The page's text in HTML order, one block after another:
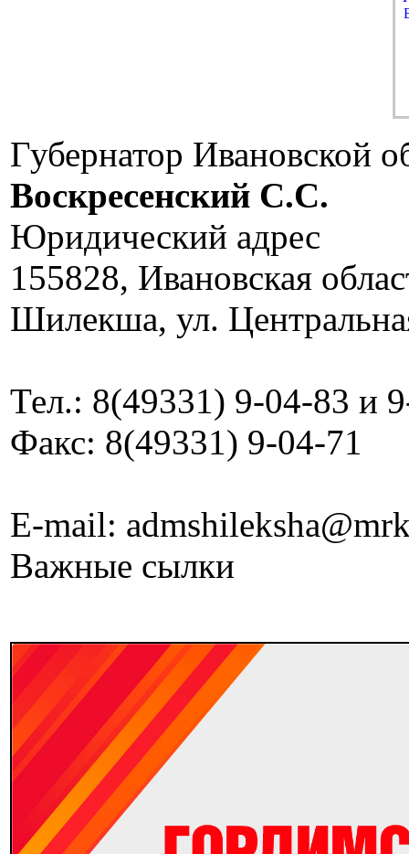
Губернатор Ивановской
Воскресенский C.C.
Юридический адрес
155828, Ивановская
Шилекша, ул.
Тел.: 8(49331) 9-04-83 и
Факс: 8(49331) 9-04-71
E-mail:
Важные сылки